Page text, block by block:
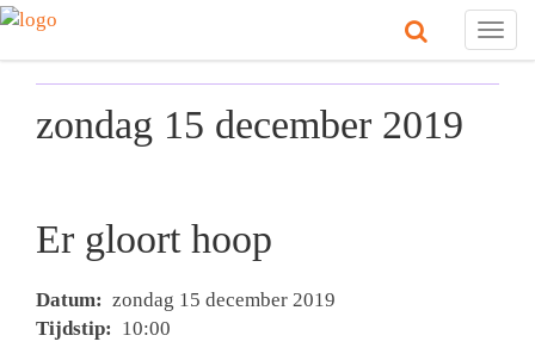
zondag 15 december 2019
Er gloort hoop
Datum: zondag 15 december 2019
Tijdstip: 10:00